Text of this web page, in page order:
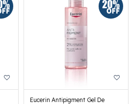
Eucerin Antipigment Gel De